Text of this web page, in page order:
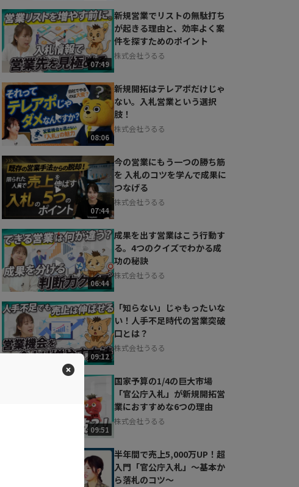
07:49
新規営業でリストの無駄打ち
が起きる理由と、効率よく案
件を探すためのポイント
株式会社うるる
08:06
新規開拓はテレアポだけじゃ
ない。入札営業という選択
肢！
株式会社うるる
07:44
今の営業にもう一つの勝ち筋
を 入札のコツを学んで成果に
つなげる
株式会社うるる
06:44
成果を出す営業はこう行動す
る。4つのクイズでわかる成
功の秘訣
株式会社うるる
09:12
「知らない」じゃもったいな
い！人手不足時代の営業突破
口とは？
株式会社うるる
09:51
国家予算の1/4の巨大市場
「官公庁入札」が新規開拓営
業におすすめな6つの理由
株式会社うるる
半年間で売上5,000万UP！超
入門「官公庁入札」～基本か
ら落札のコツ～